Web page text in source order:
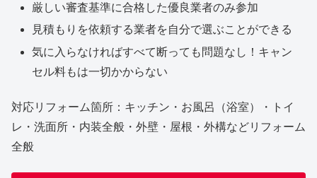
厳しい審査基準に合格した優良業者のみ参加
見積もりを依頼する業者を自分で選ぶことができる
気に入らなければすべて断っても問題なし！キャン
セル料もは一切かからない
対応リフォーム箇所：キッチン・お風呂（浴室）・トイ
レ・洗面所・内装全般・外壁・屋根・外構などリフォーム
全般